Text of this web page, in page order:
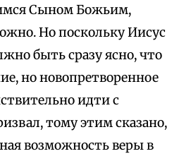
Сыном Божьим,
Но поскольку Иисус
быть сразу ясно, что
но новопретворенное
идти с
тому этим сказано,
возможность веры в